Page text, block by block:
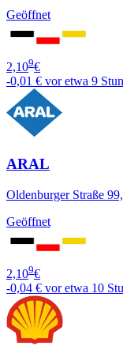
Geöffnet
2,109€
-0,01 € vor etwa 9
ARAL
Oldenburger Straße
Geöffnet
2,109€
-0,04 € vor etwa 10